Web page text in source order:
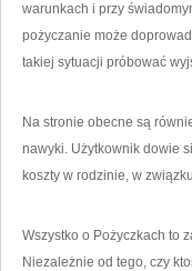
warunkach i przy
pożyczanie może
takiej sytuacji próbować
Na stronie obecne są
nawyki. Użytkownik dowie
koszty w rodzinie, w
Wszystko o Pożyczkach to
Niezależnie od tego, czy